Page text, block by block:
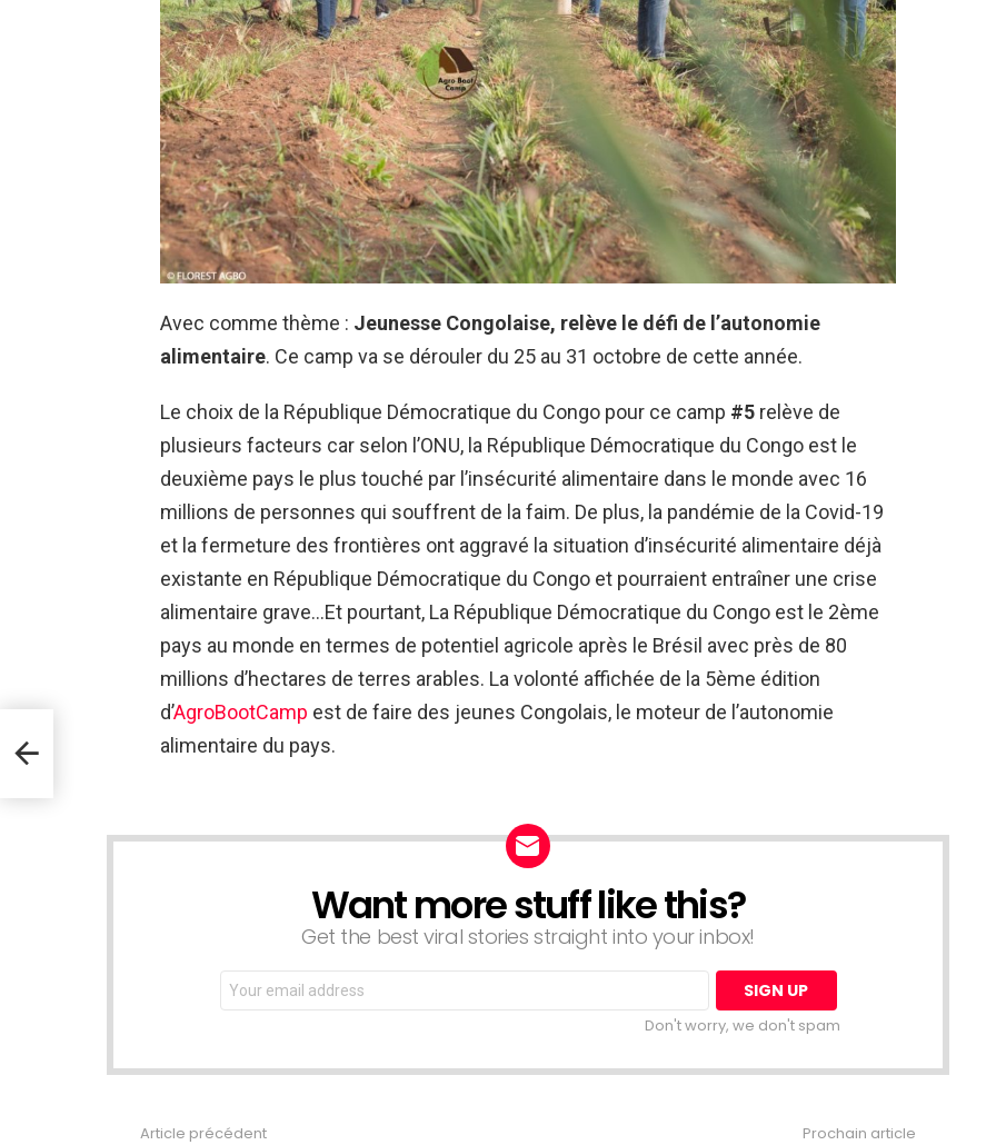
Avec comme thème : Jeunesse Congolaise, relève le défi de l’autonomie
alimentaire. Ce camp va se dérouler du 25 au 31 octobre de cette année.
Le choix de la République Démocratique du Congo pour ce camp #5 relève de
plusieurs facteurs car selon l’ONU, la République Démocratique du Congo est le
deuxième pays le plus touché par l’insécurité alimentaire dans le monde avec 16
millions de personnes qui souffrent de la faim. De plus, la pandémie de la Covid-19
et la fermeture des frontières ont aggravé la situation d’insécurité alimentaire déjà
existante en République Démocratique du Congo et pourraient entraîner une crise
alimentaire grave…Et pourtant, La République Démocratique du Congo est le 2ème
pays au monde en termes de potentiel agricole après le Brésil avec près de 80
millions d’hectares de terres arables. La volonté affichée de la 5ème édition
d’AgroBootCamp est de faire des jeunes Congolais, le moteur de l’autonomie
alimentaire du pays.
Want more stuff like this?
Get the best viral stories straight into your inbox!
Email
address:
Don't worry, we don't spam
Article précédent Prochain article